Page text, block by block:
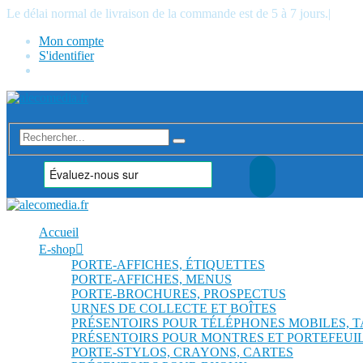
Le délai normal de livraison de la commande est de 5 à 7 jours.|
Mon compte
S'identifier
Accueil
E-shop
PORTE-AFFICHES, ÉTIQUETTES
PORTE-AFFICHES, MENUS
PORTE-BROCHURES, PROSPECTUS
URNES DE COLLECTE ET BOÎTES
PRÉSENTOIRS POUR TÉLÉPHONES MOBILES,
PRÉSENTOIRS POUR MONTRES ET
PORTE-STYLOS, CRAYONS, CARTES